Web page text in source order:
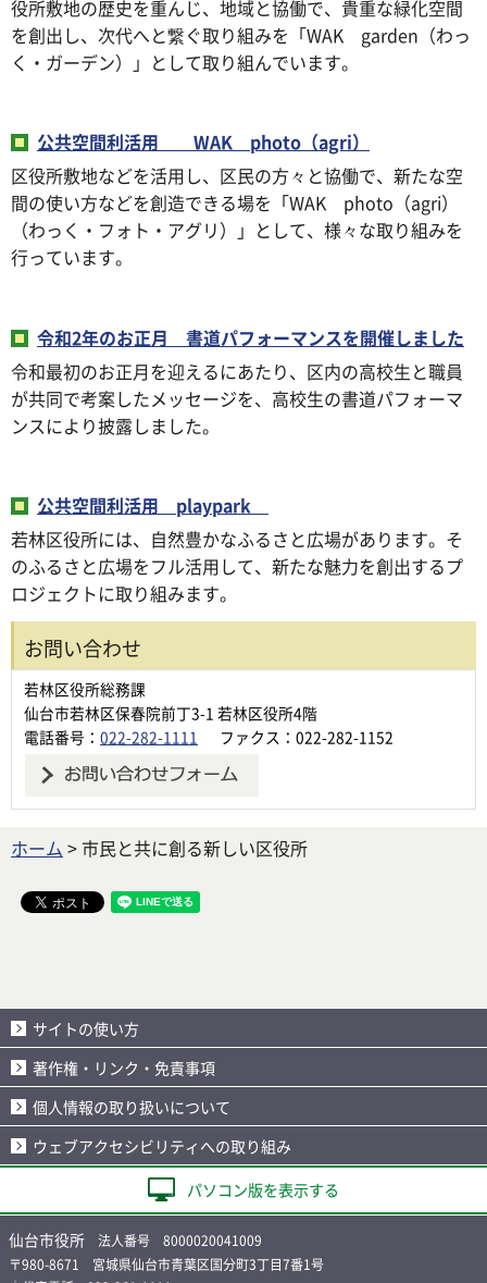
役所敷地の歴史を重んじ、地域と協働で、貴重な緑化空間
を創出し、次代へと繋ぐ取り組みを「WAK garden（わっ
く・ガーデン）」として取り組んでいます。
公共空間利活用 WAK photo（agri）
区役所敷地などを活用し、区民の方々と協働で、新たな空
間の使い方などを創造できる場を「WAK photo（agri）
（わっく・フォト・アグリ）」として、様々な取り組みを
行っています。
令和2年のお正月 書道パフォーマンスを開催しました
令和最初のお正月を迎えるにあたり、区内の高校生と職員
が共同で考案したメッセージを、高校生の書道パフォーマ
ンスにより披露しました。
公共空間利活用 playpark
若林区役所には、自然豊かなふるさと広場があります。そ
のふるさと広場をフル活用して、新たな魅力を創出するプ
ロジェクトに取り組みます。
お問い合わせ
若林区役所総務課
仙台市若林区保春院前丁3-1 若林区役所4階
電話番号： 022-282-1111 ファクス：022-282-1152
ホーム > 市民と共に創る新しい区役所
サイトの使い方
著作権・リンク・免責事項
個人情報の取り扱いについて
ウェブアクセシビリティへの取り組み
パソコン版を表示する
仙台市役所 法人番号 8000020041009
〒980-8671 宮城県仙台市青葉区国分町3丁目7番1号